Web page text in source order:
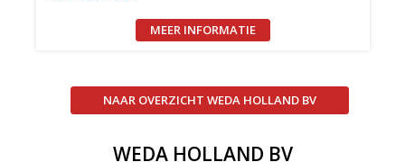
MEER INFORMATIE
NAAR OVERZICHT WEDA HOLLAND BV
WEDA HOLLAND BV